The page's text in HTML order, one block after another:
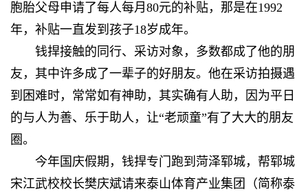
胞胎父母申请了每人每月80元的补贴，那是在1992
年，补贴一直发到孩子18岁成年。
钱捍接触的同行、采访对象，多数都成了他的朋
友，其中许多成了一辈子的好朋友。他在采访拍摄遇
到困难时，常常如有神助，其实确有人助，因为平日
的与人为善、乐于助人，让“老顽童”有了大大的朋友
圈。
今年国庆假期，钱捍专门跑到菏泽郓城，帮郓城
宋江武校校长樊庆斌请来泰山体育产业集团（简称泰